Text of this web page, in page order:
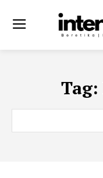
Tag: